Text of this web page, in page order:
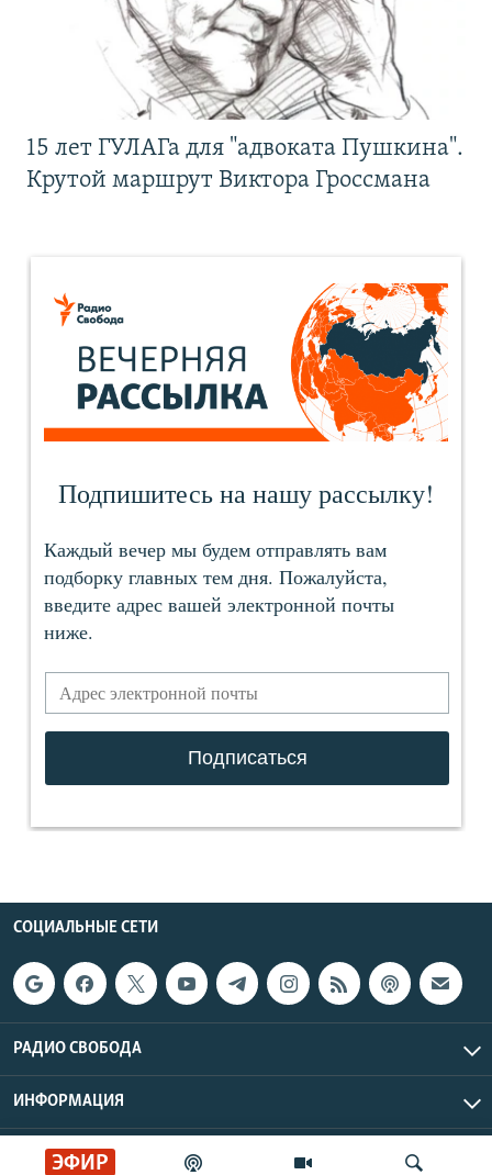
ЭФИР
15 лет ГУЛАГа для "адвоката Пушкина".
Крутой маршрут Виктора Гроссмана
СОЦИАЛЬНЫЕ СЕТИ
РАДИО СВОБОДА
ИНФОРМАЦИЯ
Радио Свобода © 2026 RFE/RL, Inc. | Все права защищены.